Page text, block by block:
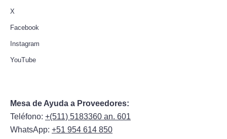
X
Facebook
Instagram
YouTube
Mesa de Ayuda a Proveedores:
Teléfono: +(511) 5183360 an. 601
WhatsApp: +51 954 614 850